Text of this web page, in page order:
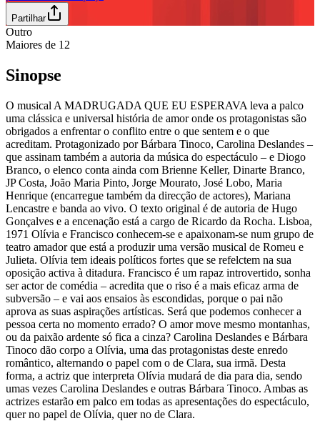
Partilhar
Outro
Maiores de 12
Sinopse
O musical A MADRUGADA QUE EU ESPERAVA leva a palco
uma clássica e universal história de amor onde os protagonistas são
obrigados a enfrentar o conflito entre o que sentem e o que
acreditam. Protagonizado por Bárbara Tinoco, Carolina Deslandes –
que assinam também a autoria da música do espectáculo – e Diogo
Branco, o elenco conta ainda com Brienne Keller, Dinarte Branco,
JP Costa, João Maria Pinto, Jorge Mourato, José Lobo, Maria
Henrique (encarregue também da direcção de actores), Mariana
Lencastre e banda ao vivo. O texto original é de autoria de Hugo
Gonçalves e a encenação está a cargo de Ricardo da Rocha. Lisboa,
1971 Olívia e Francisco conhecem-se e apaixonam-se num grupo de
teatro amador que está a produzir uma versão musical de Romeu e
Julieta. Olívia tem ideais políticos fortes que se refelctem na sua
oposição activa à ditadura. Francisco é um rapaz introvertido, sonha
ser actor de comédia – acredita que o riso é a mais eficaz arma de
subversão – e vai aos ensaios às escondidas, porque o pai não
aprova as suas aspirações artísticas. Será que podemos conhecer a
pessoa certa no momento errado? O amor move mesmo montanhas,
ou da paixão ardente só fica a cinza? Carolina Deslandes e Bárbara
Tinoco dão corpo a Olívia, uma das protagonistas deste enredo
romântico, alternando o papel com o de Clara, sua irmã. Desta
forma, a actriz que interpreta Olívia mudará de dia para dia, sendo
umas vezes Carolina Deslandes e outras Bárbara Tinoco. Ambas as
actrizes estarão em palco em todas as apresentações do espectáculo,
quer no papel de Olívia, quer no de Clara.